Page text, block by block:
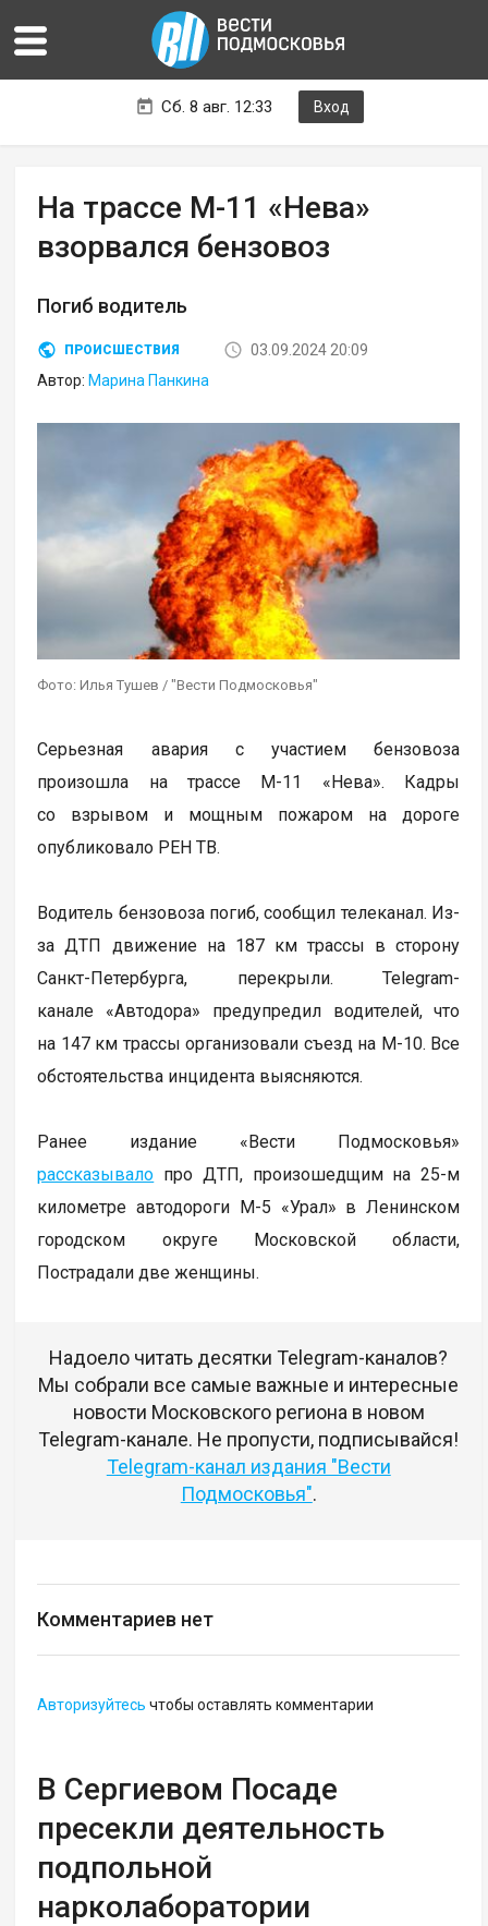
Сб. 8 авг. 12:33 Вход
На трассе M-11 «Нева»
взорвался бензовоз
Погиб водитель
ПРОИСШЕСТВИЯ
03.09.2024 20:09
Автор: Марина Панкина
Фото: Илья Тушев / "Вести Подмосковья"
Серьезная авария с участием бензовоза
произошла на трассе М-11 «Нева». Кадры
со взрывом и мощным пожаром на дороге
опубликовало РЕН ТВ.
Водитель бензовоза погиб, сообщил телеканал. Из-
за ДТП движение на 187 км трассы в сторону
Санкт-Петербурга, перекрыли. Telegram-
канале «Автодора» предупредил водителей, что
на 147 км трассы организовали съезд на М-10. Все
обстоятельства инцидента выясняются.
Ранее издание «Вести Подмосковья»
рассказывало про ДТП, произошедщим на 25-м
километре автодороги М-5 «Урал» в Ленинском
городском округе Московской области,
Пострадали две женщины.
Надоело читать десятки Telegram-каналов?
Мы собрали все самые важные и интересные
новости Московского региона в новом
Telegram-канале. Не пропусти, подписывайся!
Telegram-канал издания "Вести
Подмосковья".
Комментариев нет
Авторизуйтесь чтобы оставлять комментарии
В Сергиевом Посаде
пресекли деятельность
подпольной
нарколаборатории